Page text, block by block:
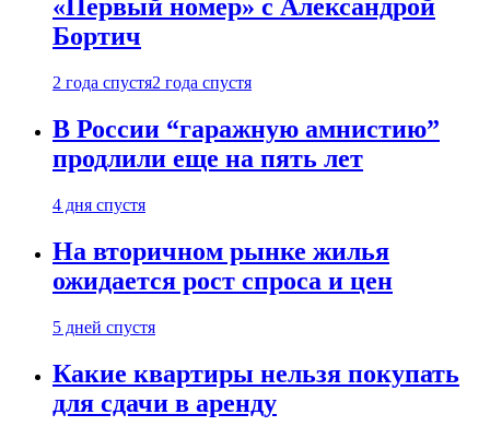
«Первый номер» с Александрой
Бортич
2 года спустя2 года спустя
В России “гаражную амнистию”
продлили еще на пять лет
4 дня спустя
На вторичном рынке жилья
ожидается рост спроса и цен
5 дней спустя
Какие квартиры нельзя покупать
для сдачи в аренду